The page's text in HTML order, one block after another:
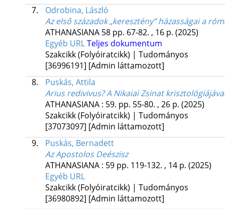
7.
Odrobina, László
Az első századok „keresztény” házasságai a
ATHANASIANA 58 pp. 67-82. , 16 p. (2025)
Egyéb URLTeljes dokumentum
Szakcikk (Folyóiratcikk) | Tudományos
[36996191] [Admin láttamozott]
8.
Puskás, Attila
Arius redivivus? A Nikaiai Zsinat
ATHANASIANA : 59. pp. 55-80. , 26 p. (2025)
Szakcikk (Folyóiratcikk) | Tudományos
[37073097] [Admin láttamozott]
9.
Puskás, Bernadett
Az Apostolos Deészisz
ATHANASIANA : 59 pp. 119-132. , 14 p. (2025)
Egyéb URL
Szakcikk (Folyóiratcikk) | Tudományos
[36980892] [Admin láttamozott]